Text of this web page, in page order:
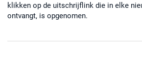
klikken op de uitschrijflink die in elke
ontvangt, is opgenomen.